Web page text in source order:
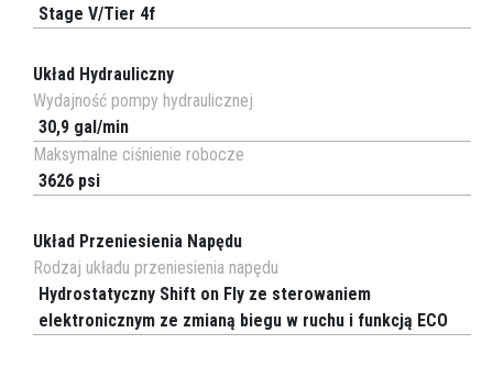
Stage V/Tier 4f
Układ Hydrauliczny
Wydajność pompy hydraulicznej
30,9 gal/min
Maksymalne ciśnienie robocze
3626 psi
Układ Przeniesienia Napędu
Rodzaj układu przeniesienia napędu
Hydrostatyczny Shift on Fly ze sterowaniem
elektronicznym ze zmianą biegu w ruchu i funkcją ECO